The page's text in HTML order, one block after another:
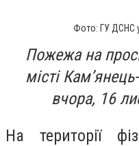
Фото: ГУ ДСНС
Пожежана
місті
вчора, 16
На території